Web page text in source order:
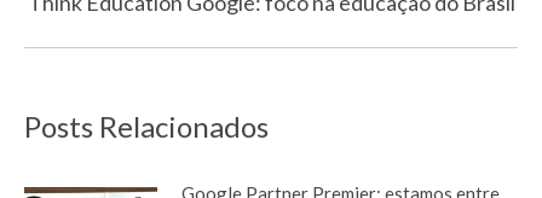
post:
Posts Relacionados
Google Partner Premier: estamos entre